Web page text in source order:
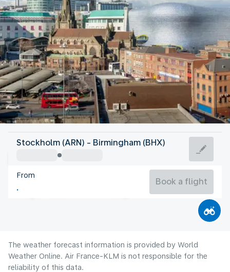
United Kingdom
Birmingham
United Kingdom
Stockholm (ARN) - Birmingham (BHX)
From
Book a flight
The weather forecast information is provided by World
Weather Online. Air France-KLM is not responsible for the
reliability of this data.